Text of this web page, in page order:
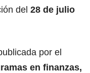
del 28 de julio
por el
en finanzas,